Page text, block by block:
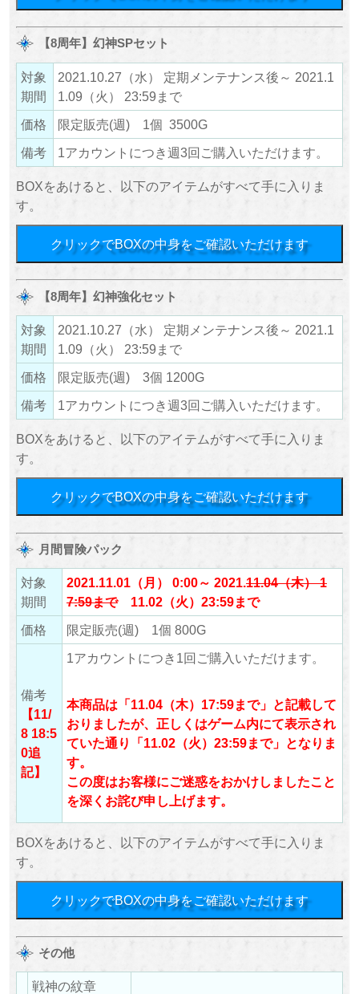
【8周年】幻神SPセット
対象
期間
2021.10.27（水） 定期メンテナンス後～ 2021.1
1.09（火） 23:59まで
価格
限定販売(週) 1個 3500G
備考
1アカウントにつき週3回ご購入いただけます。
BOXをあけると、以下のアイテムがすべて手に入りま
す。
クリックでBOXの中身をご確認いただけます
【8周年】幻神強化セット
対象
期間
2021.10.27（水） 定期メンテナンス後～ 2021.1
1.09（火） 23:59まで
価格
限定販売(週) 3個 1200G
備考
1アカウントにつき週3回ご購入いただけます。
BOXをあけると、以下のアイテムがすべて手に入りま
す。
クリックでBOXの中身をご確認いただけます
月間冒険パック
対象
期間
2021.11.01（月） 0:00～ 2021.11.04（木） 1
7:59まで11.02（火）23:59まで
価格
限定販売(週) 1個 800G
備考
【11/
8 18:5
0追
記】
1アカウントにつき1回ご購入いただけます。
本商品は「11.04（木）17:59まで」と記載して
おりましたが、正しくはゲーム内にて表示され
ていた通り「11.02（火）23:59まで」となりま
す。
この度はお客様にご迷惑をおかけしましたこと
を深くお詫び申し上げます。
BOXをあけると、以下のアイテムがすべて手に入りま
す。
クリックでBOXの中身をご確認いただけます
その他
戦神の紋章